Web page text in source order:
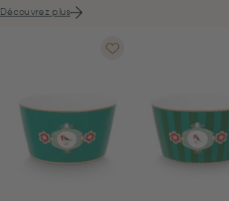
Découvrez plus